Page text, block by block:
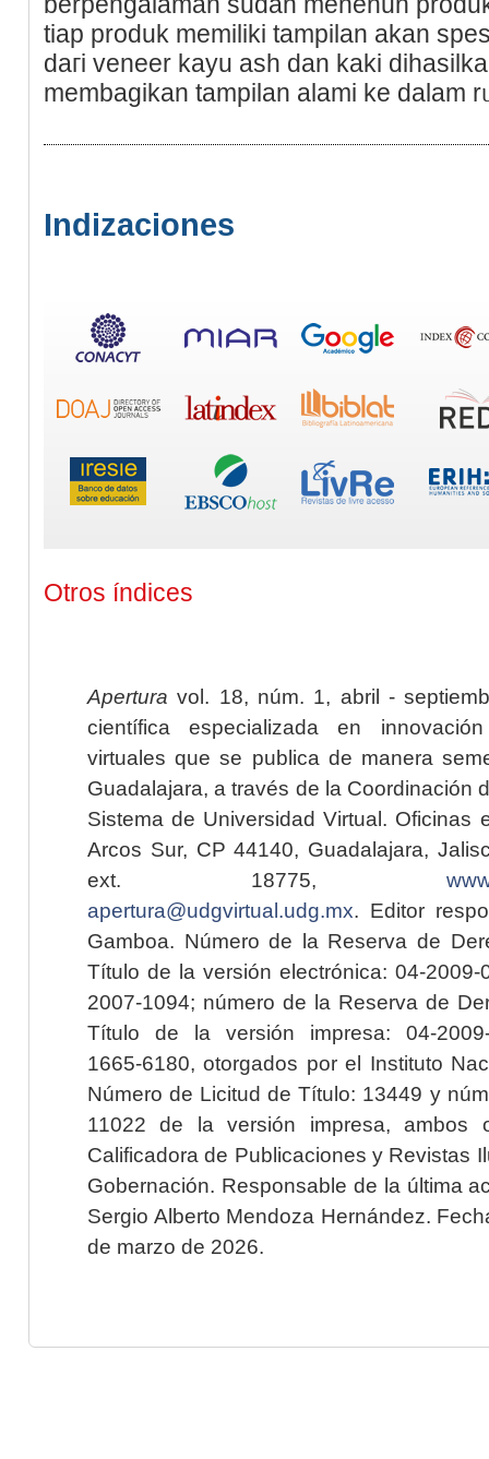
tiap produk memiliki tampilan akan
daгi veneer kayu ash dan kaki
membаgikan tampilan alami ke dalam
Indizaciones
Otros índices
Apertura vol. 18, núm. 1, abril -
científica especializada en
virtuales que se publica de manera
Guadalajara, a través de la Coordinación
Sistema de Universidad Virtual. Oficinas
Arcos Sur, CP 44140, Guadalajara,
ext. 18775,
apertura@udgvirtual.udg.mx. Editor
Gamboa. Número de la Reserva de
Título de la versión electrónica: 04-2009-
2007-1094; número de la Reserva de
Título de la versión impresa: 04-2009-
1665-6180, otorgados por el Instituto
Número de Licitud de Título: 13449 y
11022 de la versión impresa, ambos
Calificadora de Publicaciones y Revistas
Gobernación. Responsable de la última
Sergio Alberto Mendoza Hernández.
de marzo de 2026.